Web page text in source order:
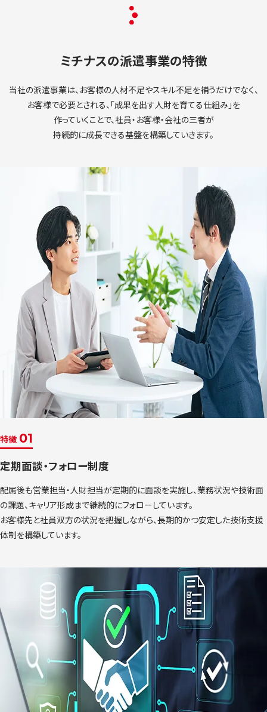
ミチナスの派遣事業の特徴
当社の派遣事業は、 お客様の人材不足やスキル不足を補うだけでなく、
お客様で必要とされる、 「成果を出す人財を育てる仕組み」を
作っていくことで、社員・お客様・会社の三者が
持続的に成長できる基盤を構築していきます。
特徴 01
定期面談・フォロー制度
配属後も営業担当・人財担当が定期的に面談を実施し、業務状況や技術面
の課題、キャリア形成まで継続的にフォローしています。
お客様先と社員双方の状況を把握しながら、長期的かつ安定した技術支援
体制を構築しています。